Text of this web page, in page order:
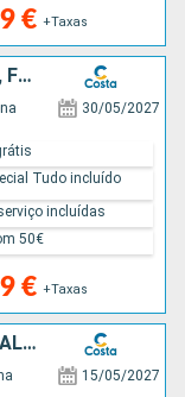
€ +Taxas
ITÁLIA, ESPANHA, ILHAS BALEARES, FRANÇA
30/05/2027
€ +Taxas
Tudo incluído
incluídas
50€
ITÁLIA, FRANÇA, ESPANHA, ILHAS BALEARES
15/05/2027